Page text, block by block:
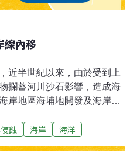
線內移
近半世紀以來，由於受到上
攔蓄河川沙石影響，造成海
岸地區海埔地開發及海岸結
現侵蝕現象。台南縣海岸線
蝕 海岸 海洋